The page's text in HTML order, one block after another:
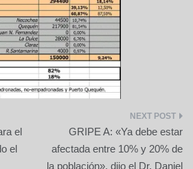
el
el
GRIPE A: «Ya debe estar
afectada entre 10% y 20% de
la población», dijo el Dr. Daniel